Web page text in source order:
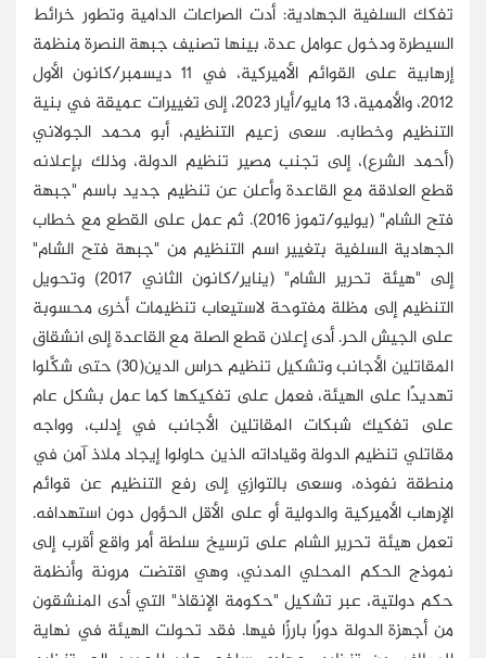
تفكك السلفية الجهادية: أدت الصراعات الدامية وتطور خرائط
السيطرة ودخول عوامل عدة، بينها تصنيف جبهة النصرة منظمة
إرهابية على القوائم الأميركية، في 11 ديسمبر/كانون الأول
2012، والأممية، 13 مايو/أيار 2023، إلى تغييرات عميقة في بنية
التنظيم وخطابه. سعى زعيم التنظيم، أبو محمد الجولاني
(أحمد الشرع)، إلى تجنب مصير تنظيم الدولة، وذلك بإعلانه
قطع العلاقة مع القاعدة وأعلن عن تنظيم جديد باسم "جبهة
فتح الشام" (يوليو/تموز 2016). ثم عمل على القطع مع خطاب
الجهادية السلفية بتغيير اسم التنظيم من "جبهة فتح الشام"
إلى "هيئة تحرير الشام" (يناير/كانون الثاني 2017) وتحويل
التنظيم إلى مظلة مفتوحة لاستيعاب تنظيمات أخرى محسوبة
على الجيش الحر. أدى إعلان قطع الصلة مع القاعدة إلى انشقاق
المقاتلين الأجانب وتشكيل تنظيم حراس الدين(30) حتى شكَّلوا
تهديدًا على الهيئة، فعمل على تفكيكها كما عمل بشكل عام
على تفكيك شبكات المقاتلين الأجانب في إدلب، وواجه
مقاتلي تنظيم الدولة وقياداته الذين حاولوا إيجاد ملاذ آمن في
منطقة نفوذه، وسعى بالتوازي إلى رفع التنظيم عن قوائم
الإرهاب الأميركية والدولية أو على الأقل الحؤول دون استهدافه.
تعمل هيئة تحرير الشام على ترسيخ سلطة أمر واقع أقرب إلى
نموذج الحكم المحلي المدني، وهي اقتضت مرونة وأنظمة
حكم دولتية، عبر تشكيل "حكومة الإنقاذ" التي أدى المنشقون
من أجهزة الدولة دورًا بارزًا فيها. فقد تحولت الهيئة في نهاية